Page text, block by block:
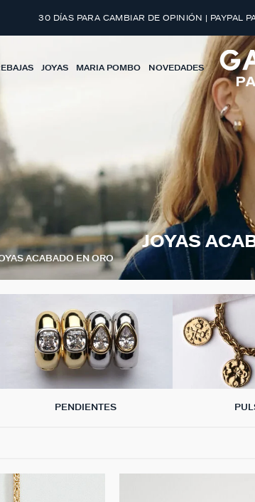
30 DÍAS PARA CAMBIAR DE OPINIÓN | PAYPAL
JOYAS MARIA POMBO NOVEDADES
JOYAS
PENDIENTES
ACABADO EN ORO